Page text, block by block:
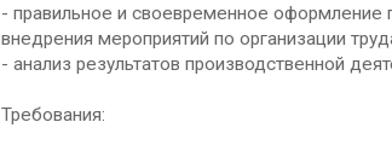
- правильное и своевременное оформление
внедрения мероприятий по организации
- анализ результатов производственной
Требования: